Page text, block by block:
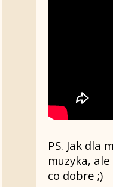
PS. Jak dla
muzyka,
co dobre ;)